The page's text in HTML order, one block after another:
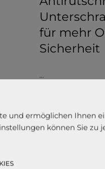
und ermöglichen Ihnen
können Sie zu
für mehr
Sicherheit
...